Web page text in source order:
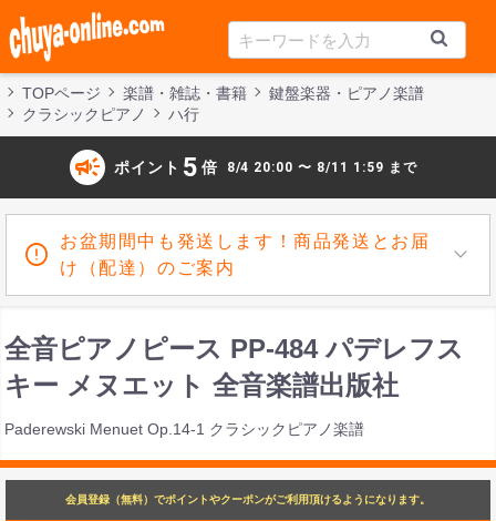
TOPページ 楽譜・雑誌・書籍
鍵盤楽器・ピアノ楽譜
クラシックピアノ
ハ行
campaign ポイント 5 倍 8/4 20:00 〜 8/11 1:59 まで
お盆期間中も発送します！商品発送とお届
け（配達）のご案内
全音ピアノピース PP-484 パデレフス
キー メヌエット 全音楽譜出版社
Paderewski Menuet Op.14-1 クラシックピアノ楽譜
会員登録（無料）でポイントやクーポンがご利用頂けるようになります。